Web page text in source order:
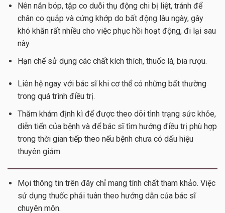
Nên nắn bóp, tập co duỗi thụ động chi bị liệt, tránh để
chân co quắp và cứng khớp do bất động lâu ngày, gây
khó khăn rất nhiều cho việc phục hồi hoạt động, đi lại sau
này.
Hạn chế sử dụng các chất kích thích, thuốc lá, bia rượu.
Liên hệ ngay với bác sĩ khi cơ thể có những bất thường
trong quá trình điều trị.
Thăm khám định kì để được theo dõi tình trạng sức khỏe,
diễn tiến của bệnh và để bác sĩ tìm hướng điều trị phù hợp
trong thời gian tiếp theo nếu bệnh chưa có dấu hiệu
thuyên giảm.
Mọi thông tin trên đây chỉ mang tính chất tham khảo. Việc
sử dụng thuốc phải tuân theo hướng dẫn của bác sĩ
chuyên môn.